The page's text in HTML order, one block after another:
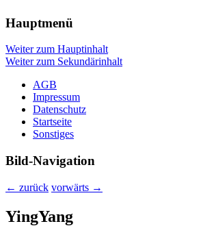
Hauptmenü
Weiter zum Hauptinhalt
Weiter zum Sekundärinhalt
AGB
Impressum
Datenschutz
Startseite
Sonstiges
Bild-Navigation
← zurück vorwärts →
YingYang